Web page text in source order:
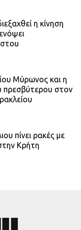
η κίνηση
Μύρωνος και η
πρεσβύτερου στον
πίνει ρακές με
Κρήτη